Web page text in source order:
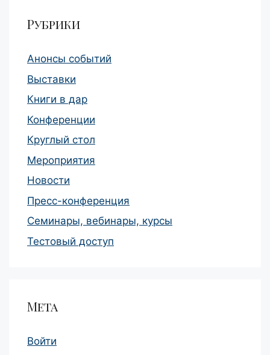
Рубрики
Анонсы событий
Выставки
Книги в дар
Конференции
Круглый стол
Мероприятия
Новости
Пресс-конференция
Семинары, вебинары, курсы
Тестовый доступ
Мета
Войти